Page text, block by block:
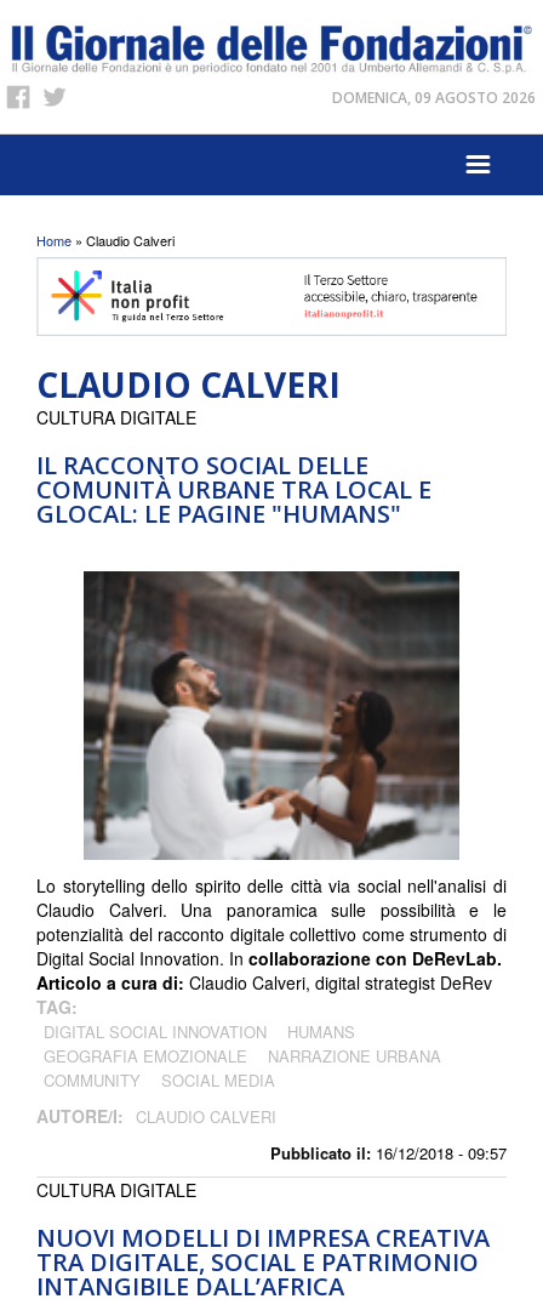
DOMENICA, 09 AGOSTO 2026
Tu sei qui
Home » Claudio Calveri
CLAUDIO CALVERI
IL RACCONTO SOCIAL DELLE
COMUNITÀ URBANE TRA LOCAL E
GLOCAL: LE PAGINE "HUMANS"
Pubblicato il: 16/12/2018 - 09:57
CULTURA DIGITALE
Lo storytelling dello spirito delle città via social nell'analisi di
Claudio Calveri. Una panoramica sulle possibilità e le
potenzialità del racconto digitale collettivo come strumento di
Digital Social Innovation. In collaborazione con DeRevLab.
Articolo a cura di: Claudio Calveri, digital strategist DeRev
TAG:
DIGITAL SOCIAL INNOVATION
HUMANS
GEOGRAFIA EMOZIONALE
NARRAZIONE URBANA
COMMUNITY
SOCIAL MEDIA
AUTORE/I: CLAUDIO CALVERI
NUOVI MODELLI DI IMPRESA CREATIVA
TRA DIGITALE, SOCIAL E PATRIMONIO
INTANGIBILE DALL’AFRICA
CULTURA DIGITALE